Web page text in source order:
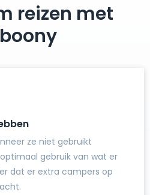
reizen met
ze niet gebruikt
gebruik van wat er
dat er extra campers op